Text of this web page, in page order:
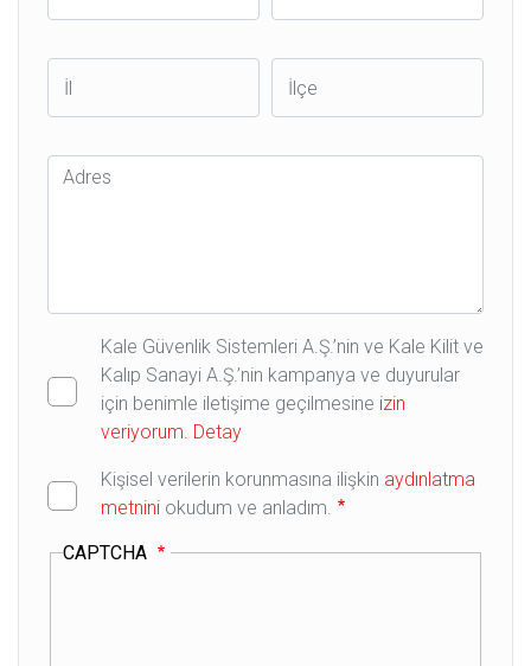
İl İlçe
Adres
Kale Güvenlik Sistemleri A.Ş.’nin ve Kale Kilit ve
Kalıp Sanayi A.Ş.’nin kampanya ve duyurular
için benimle iletişime geçilmesine izin
veriyorum. Detay
Kişisel verilerin korunmasına ilişkin aydınlatma
metnini okudum ve anladım.
CAPTCHA